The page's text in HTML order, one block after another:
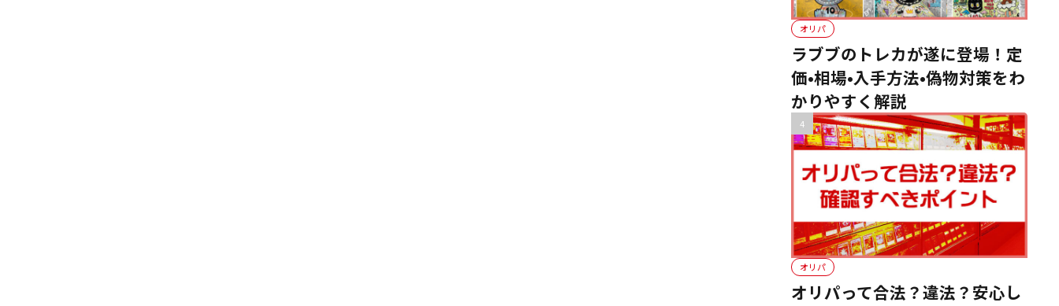
オリパ
ラブブのトレカが遂に登場！定
価•相場•入手方法•偽物対策をわ
かりやすく解説
オリパ
オリパって合法？違法？安心し